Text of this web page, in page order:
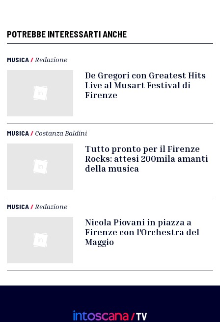
POTREBBE INTERESSARTI ANCHE
MUSICA/ Redazione
De Gregori con Greatest Hits
Live al Musart Festival di
Firenze
MUSICA/ Costanza Baldini
Tutto pronto per il Firenze
Rocks: attesi 200mila amanti
della musica
MUSICA/ Redazione
Nicola Piovani in piazza a
Firenze con l'Orchestra del
Maggio